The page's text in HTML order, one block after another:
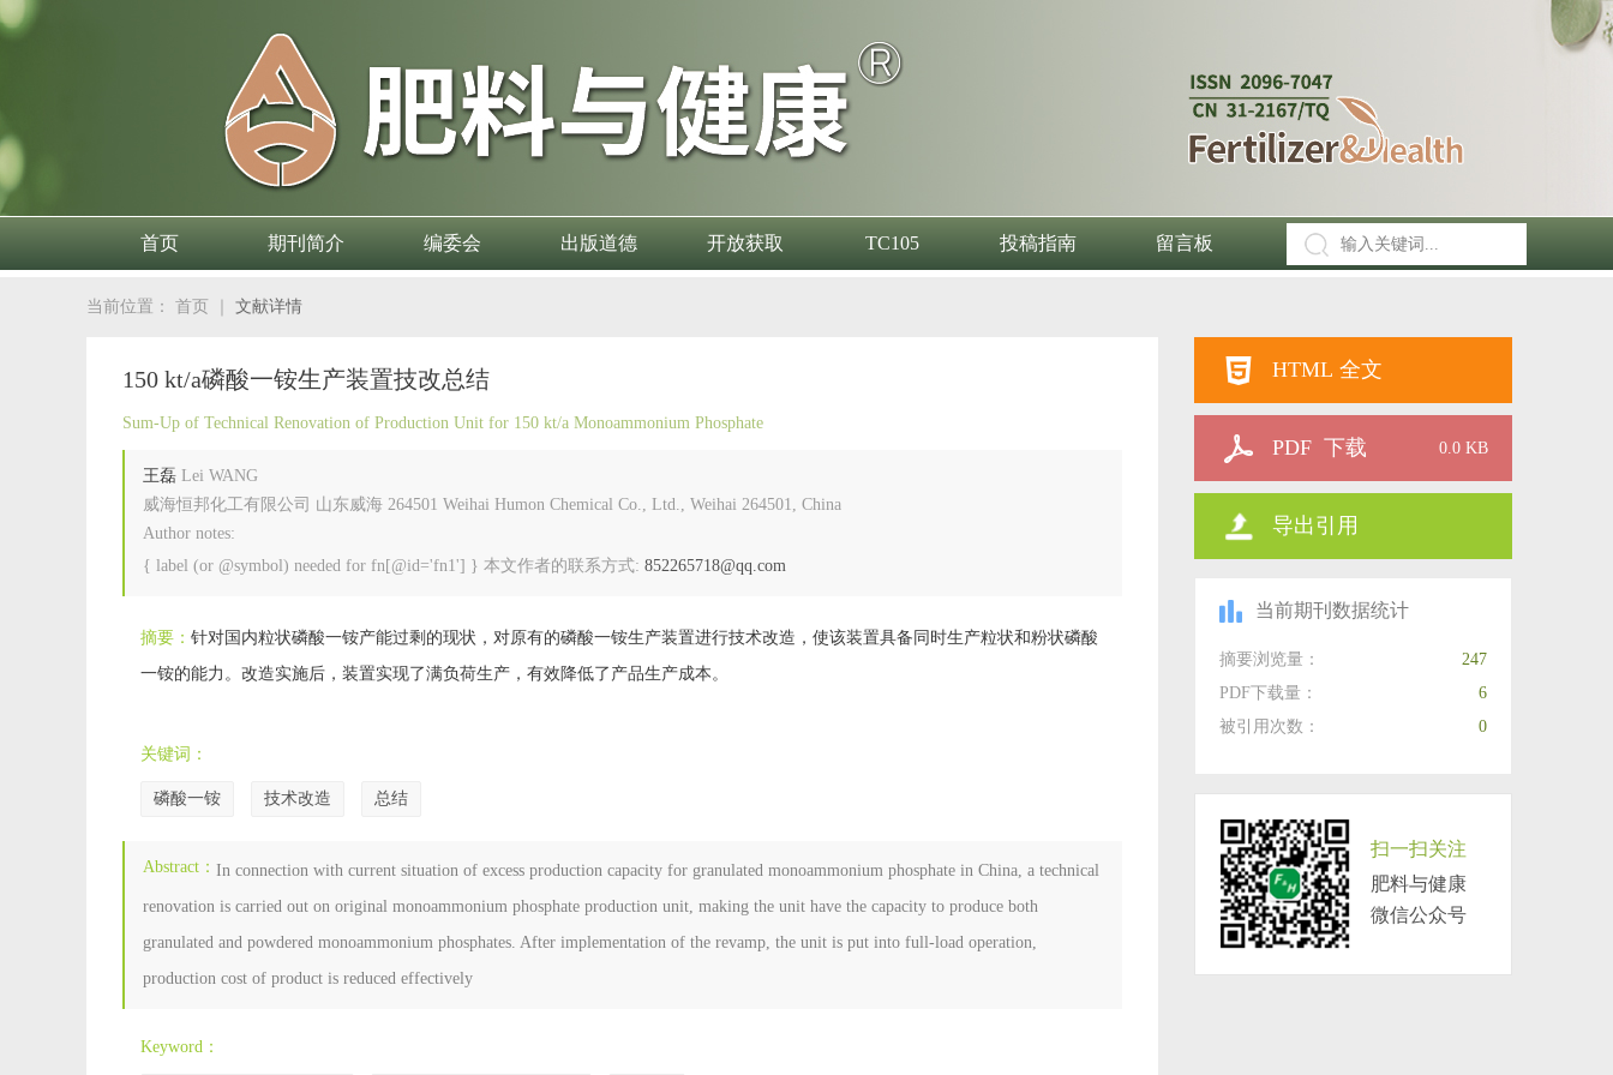
首页 期刊简介 编委会 出版道德 开放获取 TC105 投稿指南 留言板
当前位置： 首页 文献详情
150 kt/a磷酸一铵生产装置技改总结
Sum-Up of Technical Renovation of Production Unit for 150 kt/a Monoammonium Phosphate
王磊 Lei WANG
威海恒邦化工有限公司 山东威海 264501 Weihai Humon Chemical Co., Ltd., Weihai 264501, China
Author notes:
{ label (or @symbol) needed for fn[@id='fn1'] } 本文作者的联系方式: 852265718@qq.com
摘要： 针对国内粒状磷酸一铵产能过剩的现状，对原有的磷酸一铵生产装置进行技术改造，使该装置具备同时生产粒状和粉状磷酸
一铵的能力。改造实施后，装置实现了满负荷生产，有效降低了产品生产成本。
关键词：
磷酸一铵 技术改造 总结
Abstract： In connection with current situation of excess production capacity for granulated monoammonium phosphate in China, a technical
renovation is carried out on original monoammonium phosphate production unit, making the unit have the capacity to produce both
granulated and powdered monoammonium phosphates. After implementation of the revamp, the unit is put into full-load operation,
production cost of product is reduced effectively
Keyword：
HTML 全文
PDF 下载 0.0 KB
导出引用
当前期刊数据统计
摘要浏览量：
247
PDF下载量：
6
被引用次数：
0
扫一扫关注
肥料与健康
微信公众号